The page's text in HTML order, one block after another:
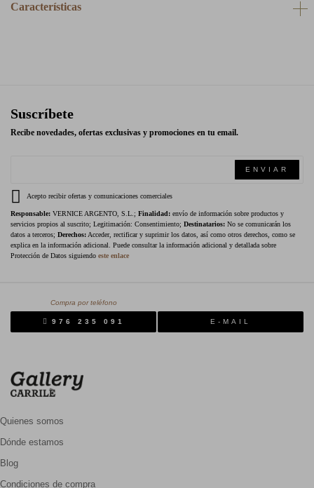
Características
Suscríbete
Recibe novedades, ofertas exclusivas y promociones en tu email.
ENVIAR
Acepto recibir ofertas y comunicaciones comerciales
Responsable: VERNICE ARGENTO, S.L.; Finalidad: envío de información sobre productos y
servicios propios al suscrito; Legitimación: Consentimiento; Destinatarios: No se comunicarán los
datos a terceros; Derechos: Acceder, rectificar y suprimir los datos, así como otros derechos, como se
explica en la información adicional. Puede consultar la información adicional y detallada sobre
Protección de Datos siguiendo este enlace
Compra por teléfono
976 235 091 E-MAIL
Quienes somos
Dónde estamos
Blog
Condiciones de compra